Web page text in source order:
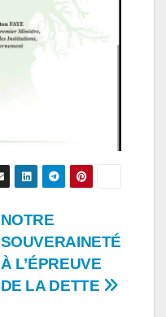
NOTRE
SOUVERAINETÉ
À L’ÉPREUVE
DE LA DETTE